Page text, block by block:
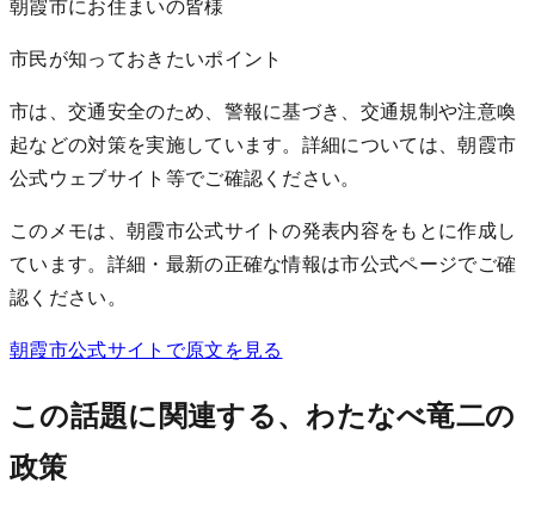
朝霞市にお住まいの皆様
市民が知っておきたいポイント
市は、交通安全のため、警報に基づき、交通規制や注意喚
起などの対策を実施しています。詳細については、朝霞市
公式ウェブサイト等でご確認ください。
このメモは、朝霞市公式サイトの発表内容をもとに作成し
ています。詳細・最新の正確な情報は市公式ページでご確
認ください。
朝霞市公式サイトで原文を見る
この話題に関連する、わたなべ竜二の
政策